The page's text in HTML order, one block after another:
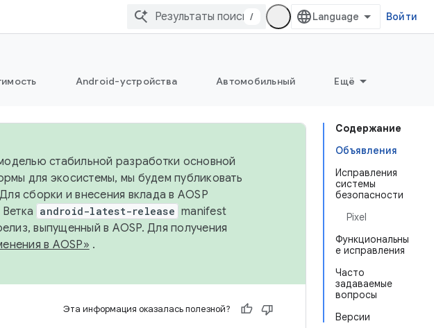
/ Войти
Android-устройства Автомобильный Ещё
Содержание
Объявления
Исправления
системы
безопасности
Pixel
Функциональны
е исправления
Часто
задаваемые
вопросы
Версии
стабильной разработки основной
для экосистемы, мы будем публиковать
сборки и внесения вклада в AOSP
Ветка android-latest-release manifest
выпущенный в AOSP. Для получения
в AOSP» .
Эта информация оказалась полезной?